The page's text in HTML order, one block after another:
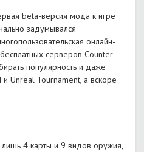
beta-версия мода к игре
задумывался
онлайн-
серверов Counter-
популярность и даже
и Unreal Tournament, а вскоре
4 карты и 9 видов оружия,